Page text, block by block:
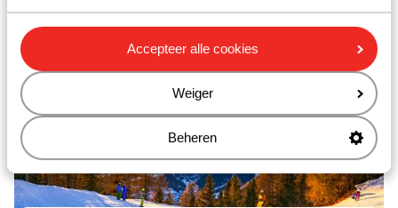
Accepteer alle cookies
Weiger
Beheren